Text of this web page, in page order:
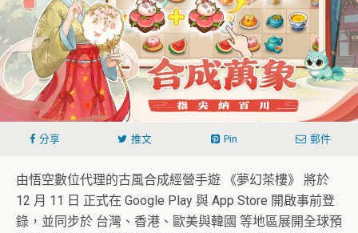
分享 推文 Pin 郵件
由悟空數位代理的古風合成經營手遊 《夢幻茶樓》 將於
12 月 11 日 正式在 Google Play 與 App Store 開啟事前登
錄，並同步於 台灣、香港、歐美與韓國 等地區展開全球預